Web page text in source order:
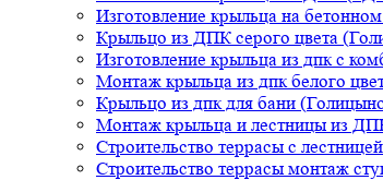
Изготовление крыльца на
Крыльцо из ДПК серого цвета
Изготовление крыльца из дпк с
Монтаж крыльца из дпк белого
Крыльцо из дпк для бани
Монтаж крыльца и лестницы из
Строительство террасы с
Строительство террасы монтаж